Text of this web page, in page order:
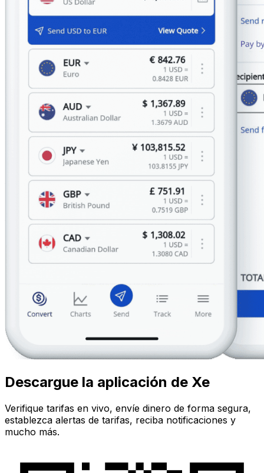
Descargue la aplicación de Xe
Verifique tarifas en vivo, envíe dinero de forma segura,
establezca alertas de tarifas, reciba notificaciones y
mucho más.